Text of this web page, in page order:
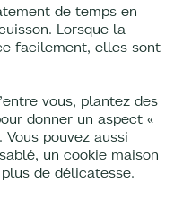
de temps en
Lorsque la
facilement, elles sont
vous, plantez des
donner un aspect «
pouvez aussi
un cookie maison
de délicatesse.